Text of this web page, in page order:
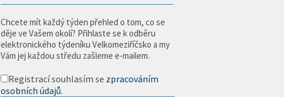
Chcete mít každý týden přehled o tom, co se
děje ve Vašem okolí? Přihlaste se k odběru
elektronického týdeníku Velkomeziříčsko a my
Vám jej každou středu zašleme e-mailem.
Registrací souhlasím se zpracováním
osobních údajů.